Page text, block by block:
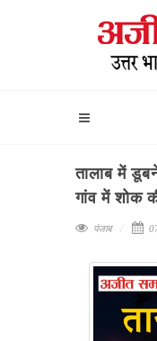
तालाब में
गांव में शोक
पंजाब